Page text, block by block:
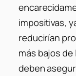
impositivas,
reducirían
más bajos de
deben